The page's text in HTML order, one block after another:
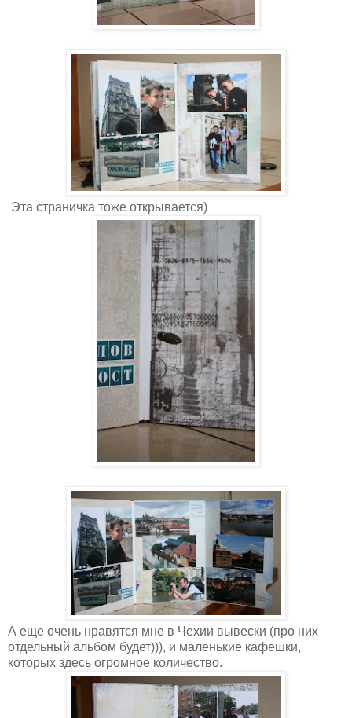
Эта страничка тоже открывается)
А еще очень нравятся мне в Чехии вывески (про них
отдельный альбом будет))), и маленькие кафешки,
которых здесь огромное количество.